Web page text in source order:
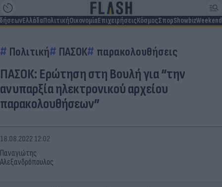
ΕλλάδαΠολιτικήΟικονομίαΕπιχειρήσειςΚόσμοςΣπορShowbizWeekend
Πολιτική ΠΑΣΟΚ παρακολουθήσεις
ΠΑΣΟΚ: Ερώτηση στη Βουλή για “την
ανυπαρξία ηλεκτρονικού αρχείου
παρακολουθήσεων”
Παναγιώτης
Αλεξανδρόπουλος
18.08.2022 12:02